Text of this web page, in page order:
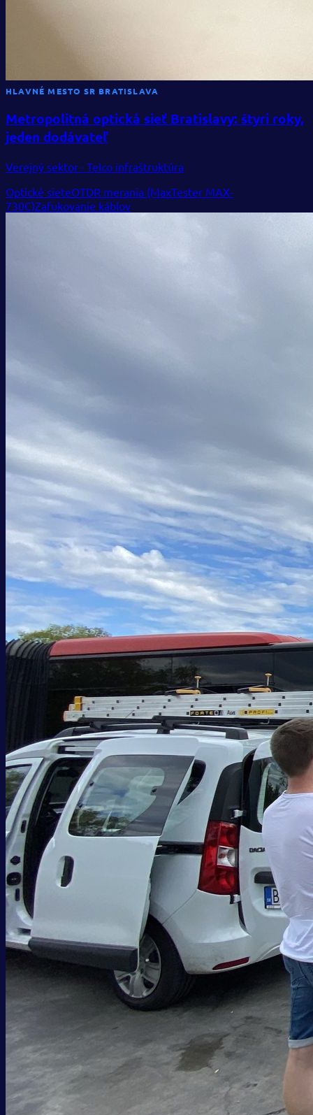
HLAVNÉ MESTO SR BRATISLAVA
Metropolitná optická sieť Bratislavy: štyri roky,
jeden dodávateľ
Verejný sektor · Telco infraštruktúra
Optické sieteOTDR merania (MaxTester MAX-
730C)Zafukovanie káblov